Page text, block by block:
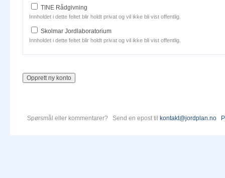
TINE Rådgivning
Innholdet i dette feltet blir holdt privat og vil ikke bli vist offentlig.
Skolmar Jordlaboratorium
Innholdet i dette feltet blir holdt privat og vil ikke bli vist offentlig.
Spørsmål eller kommentarer? Send en epost til kontakt@jordplan.no